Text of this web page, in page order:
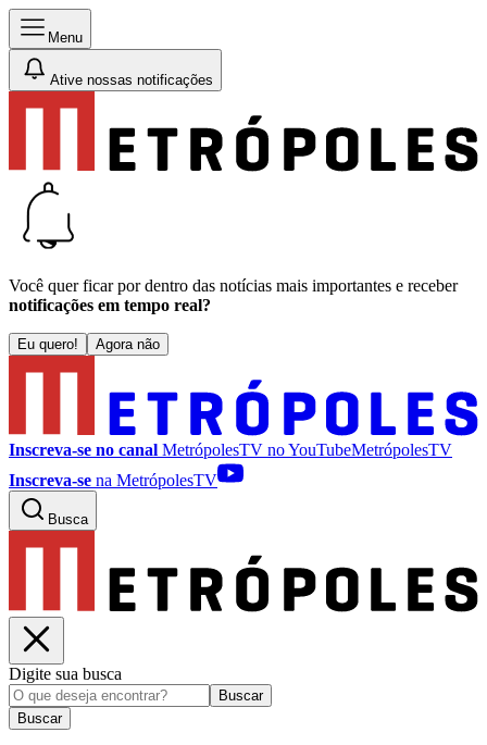
Menu
Ative nossas notificações
Você quer ficar por dentro das notícias mais importantes e receber
notificações em tempo real?
Eu quero! Agora não
Inscreva-se no canal MetrópolesTV noYouTubeMetrópolesTV
Inscreva-se na MetrópolesTV
Busca
Digite sua busca
Buscar
Buscar